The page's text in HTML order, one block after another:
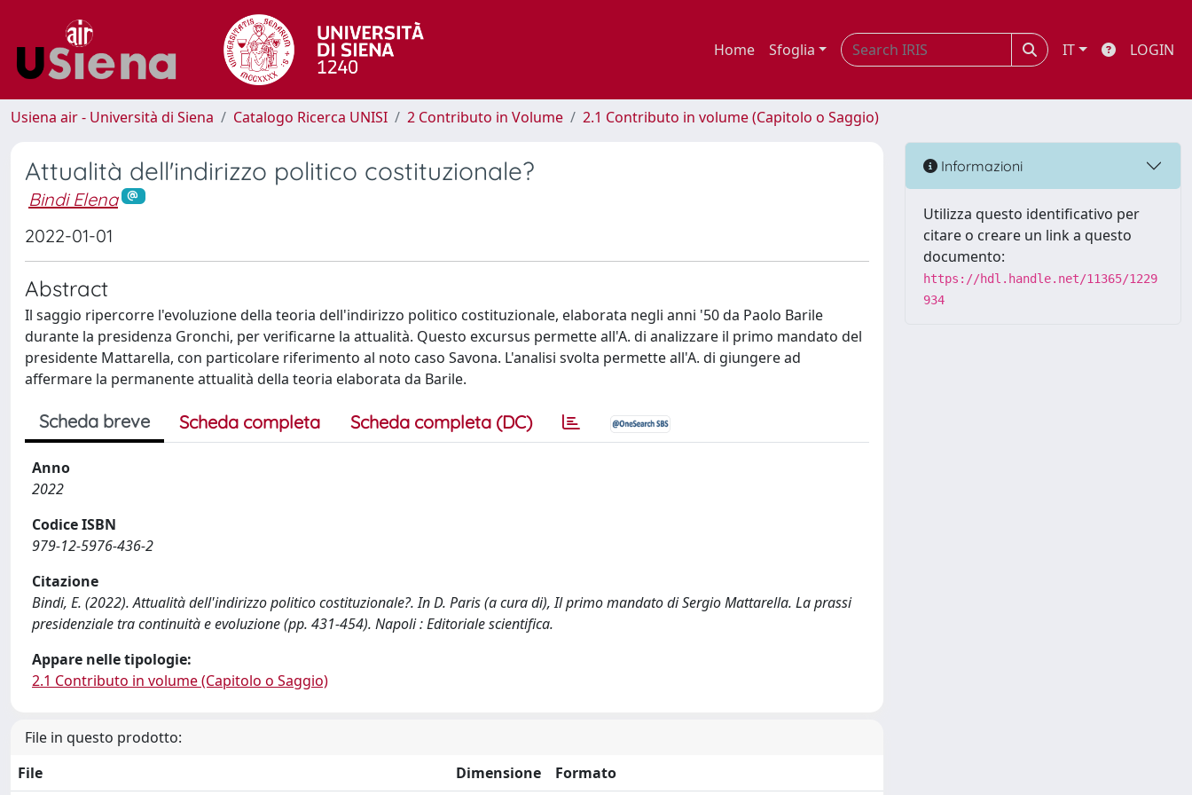
Home Sfoglia IT LOGIN
Usiena air - Università di Siena Catalogo Ricerca UNISI 2 Contributo in Volume 2.1 Contributo in volume (Capitolo o Saggio)
Attualità dell'indirizzo politico costituzionale?
Bindi Elena
2022-01-01
Abstract
Il saggio ripercorre l'evoluzione della teoria dell'indirizzo politico costituzionale, elaborata negli anni '50 da Paolo Barile
durante la presidenza Gronchi, per verificarne la attualità. Questo excursus permette all'A. di analizzare il primo mandato del
presidente Mattarella, con particolare riferimento al noto caso Savona. L'analisi svolta permette all'A. di giungere ad
affermare la permanente attualità della teoria elaborata da Barile.
Scheda breve Scheda completa Scheda completa (DC)
Anno
2022
Codice ISBN
979-12-5976-436-2
Citazione
Bindi, E. (2022). Attualità dell'indirizzo politico costituzionale?. In D. Paris (a cura di), Il primo mandato di Sergio Mattarella. La prassi
presidenziale tra continuità e evoluzione (pp. 431-454). Napoli : Editoriale scientifica.
Appare nelle tipologie:
2.1 Contributo in volume (Capitolo o Saggio)
File in questo prodotto:
File
Dimensione Formato
Informazioni
Utilizza questo identificativo per
citare o creare un link a questo
documento:
https://hdl.handle.net/11365/1229
934